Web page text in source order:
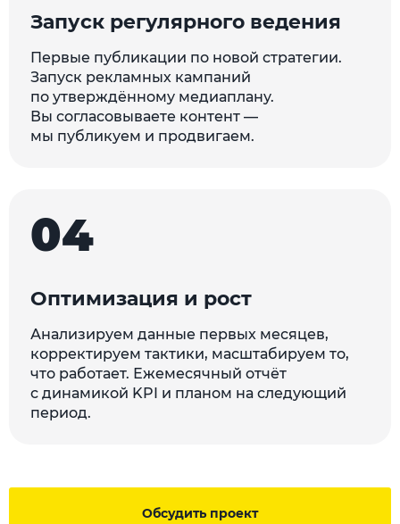
Запуск регулярного ведения
Первые публикации по новой стратегии.
Запуск рекламных кампаний
по утверждённому медиаплану.
Вы согласовываете контент —
мы публикуем и продвигаем.
04
Оптимизация и рост
Анализируем данные первых месяцев,
корректируем тактики, масштабируем то,
что работает. Ежемесячный отчёт
с динамикой KPI и планом на следующий
период.
Обсудить проект